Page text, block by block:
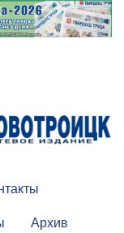
Архив